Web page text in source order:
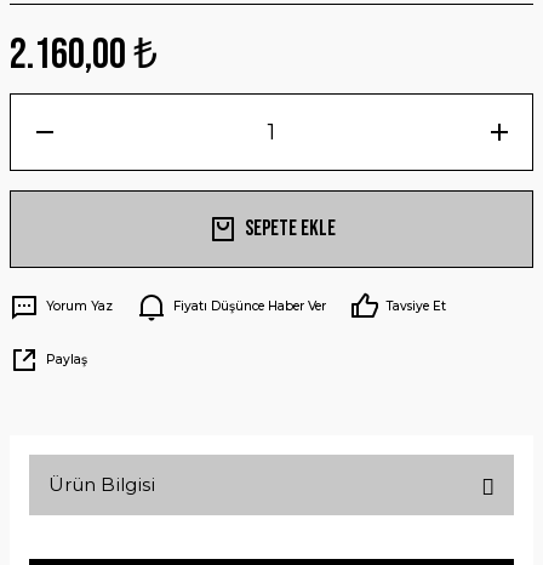
2.160,00 ₺
Sepete Ekle
Yorum Yaz Fiyatı Düşünce Haber Ver Tavsiye Et
Paylaş
Ürün Bilgisi